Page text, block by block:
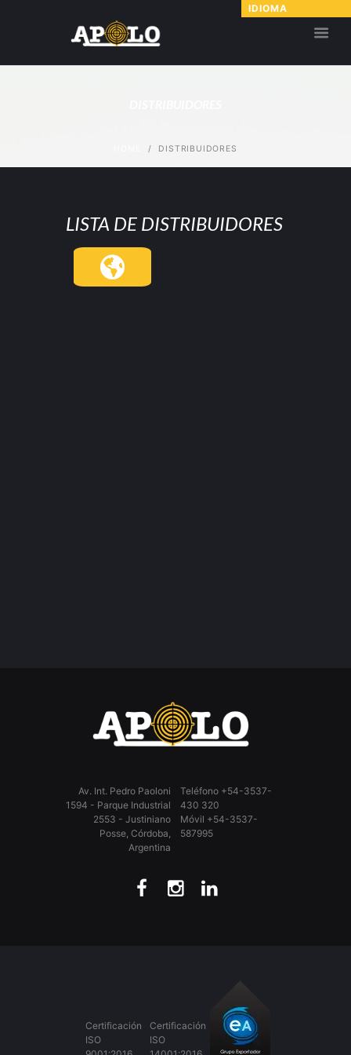
DISTRIBUIDORES
LISTA DE DISTRIBUIDORES
Teléfono +54-3537-
430 320
Móvil +54-3537-
587995
Av. Int. Pedro Paoloni
1594 - Parque Industrial
2553 - Justiniano
Posse, Córdoba,
Argentina
Certificación
ISO
Certificación
ISO
IDIOMA